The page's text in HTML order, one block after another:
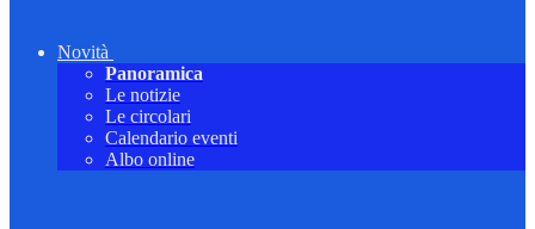
Novità
Panoramica
Le notizie
Le circolari
Calendario eventi
Albo online